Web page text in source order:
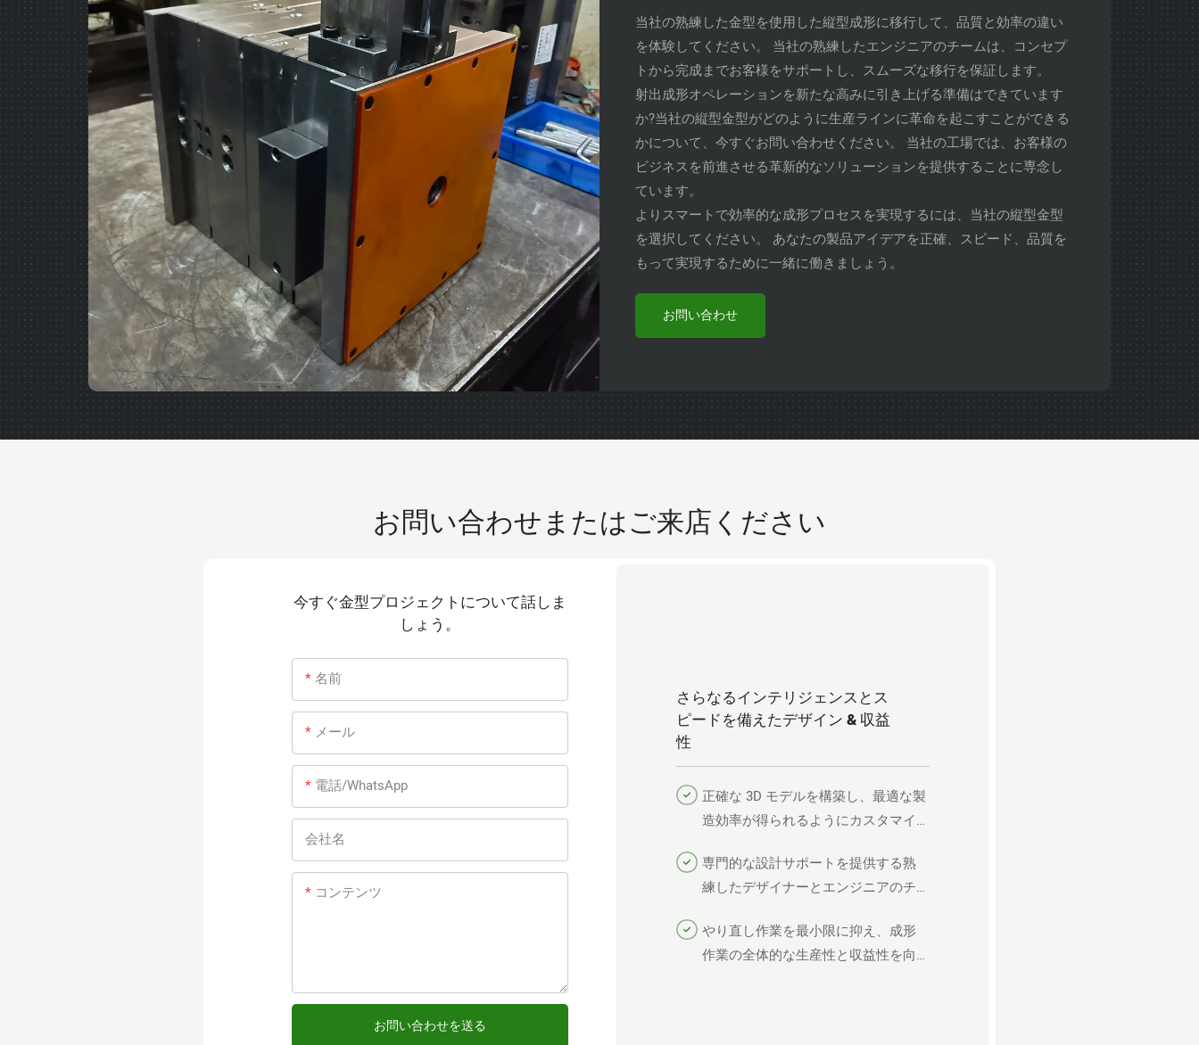
当社の熟練した金型を使用した縦型成形に移行して、品質と効率の違い
を体験してください。 当社の熟練したエンジニアのチームは、コンセプ
トから完成までお客様をサポ​​ートし、スムーズな移行を保証します。
射出成形オペレーションを新たな高みに引き上げる準備はできています
か?当社の縦型金型がどのように生産ラインに革命を起こすことができる
かについて、今すぐお問い合わせください。 当社の工場では、お客様の
ビジネスを前進させる革新的なソリューションを提供することに専念し
ています。
よりスマートで効率的な成形プロセスを実現するには、当社の縦型金型
を選択してください。 あなたの製品アイデアを正確、スピード、品質を
もって実現するために一緒に働きましょう。
お問い合わせ
お問い合わせまたはご来店ください
今すぐ金型プロジェクトについて話しま
しょう。
名前
メール
電話/WhatsApp
会社名
コンテンツ
お問い合わせを送る
さらなるインテリジェンスとス
ピードを備えたデザイン & 収益
性
正確な 3D モデルを構築し、最適な製
造効率が得られるようにカスタマイ
専門的な設計サポートを提供する熟
練したデザイナーとエンジニアのチ
やり直し作業を最小限に抑え、成形
作業の全体的な生産性と収益性を向